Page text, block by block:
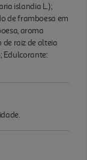
islandia L.);
de framboesa em
aroma
raiz de alteia
Edulcorante: